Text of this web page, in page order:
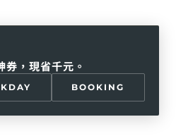
，現省千元。
BOOKING